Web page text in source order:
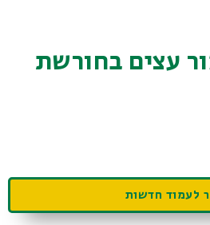
עצים בחורשת
לעמוד חדשות